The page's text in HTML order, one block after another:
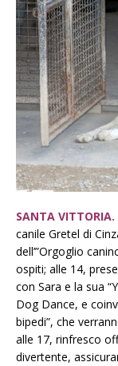
SANTA VITTORIA.
canile Gretel di
dell’”Orgoglio
ospiti; alle 14,
con Sara e la sua
Dog Dance, e
bipedi”, che
alle 17, rinfresco
divertente,